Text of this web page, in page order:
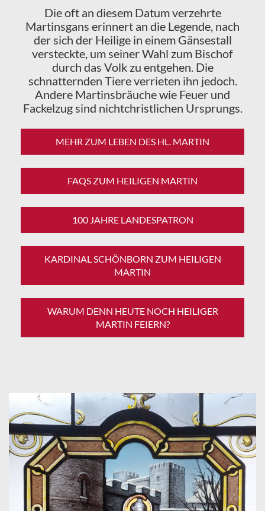
Die oft an diesem Datum verzehrte
Martinsgans erinnert an die Legende, nach
der sich der Heilige in einem Gänsestall
versteckte, um seiner Wahl zum Bischof
durch das Volk zu entgehen. Die
schnatternden Tiere verrieten ihn jedoch.
Andere Martinsbräuche wie Feuer und
Fackelzug sind nichtchristlichen Ursprungs.
MEHR ZUM LEBEN DES HL. MARTIN
FAQS ZUM HEILIGEN MARTIN
100 JAHRE LANDESPATRON
KARDINAL SCHÖNBORN ZUM HEILIGEN
MARTIN
WARUM DENN HEUTE NOCH HEILIGER
MARTIN FEIERN?